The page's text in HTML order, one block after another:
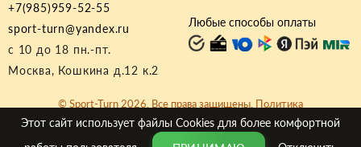
+7(985)959-52-55
sport-turn@yandex.ru
с 10 до 18 пн.-пт.
Москва, Кошкина д.12 к.2
Любые способы оплаты
© Sport-Turn 2026. Все права защищены. Политика
Конфиденциальности|Договор-оферта
Этот сайт использует файлы Cookies для более комфортной